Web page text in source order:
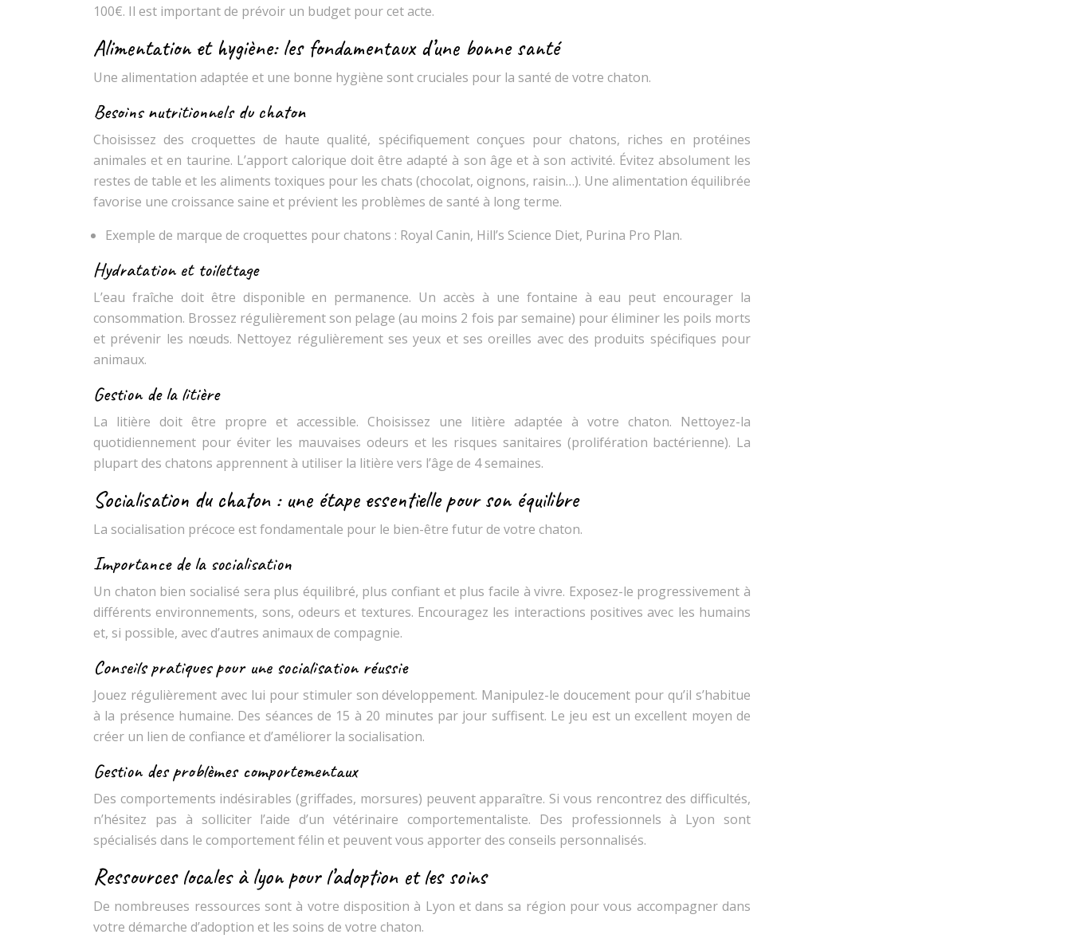
100€. Il est important de prévoir un budget pour cet acte.
Alimentation et hygiène: les fondamentaux d’une bonne santé
Une alimentation adaptée et une bonne hygiène sont cruciales pour la santé de votre chaton.
Besoins nutritionnels du chaton
Choisissez des croquettes de haute qualité, spécifiquement conçues pour chatons, riches en protéines
animales et en taurine. L’apport calorique doit être adapté à son âge et à son activité. Évitez absolument les
restes de table et les aliments toxiques pour les chats (chocolat, oignons, raisin…). Une alimentation équilibrée
favorise une croissance saine et prévient les problèmes de santé à long terme.
Exemple de marque de croquettes pour chatons : Royal Canin, Hill’s Science Diet, Purina Pro Plan.
Hydratation et toilettage
L’eau fraîche doit être disponible en permanence. Un accès à une fontaine à eau peut encourager la
consommation. Brossez régulièrement son pelage (au moins 2 fois par semaine) pour éliminer les poils morts
et prévenir les nœuds. Nettoyez régulièrement ses yeux et ses oreilles avec des produits spécifiques pour
animaux.
Gestion de la litière
La litière doit être propre et accessible. Choisissez une litière adaptée à votre chaton. Nettoyez-la
quotidiennement pour éviter les mauvaises odeurs et les risques sanitaires (prolifération bactérienne). La
plupart des chatons apprennent à utiliser la litière vers l’âge de 4 semaines.
Socialisation du chaton : une étape essentielle pour son équilibre
La socialisation précoce est fondamentale pour le bien-être futur de votre chaton.
Importance de la socialisation
Un chaton bien socialisé sera plus équilibré, plus confiant et plus facile à vivre. Exposez-le progressivement à
différents environnements, sons, odeurs et textures. Encouragez les interactions positives avec les humains
et, si possible, avec d’autres animaux de compagnie.
Conseils pratiques pour une socialisation réussie
Jouez régulièrement avec lui pour stimuler son développement. Manipulez-le doucement pour qu’il s’habitue
à la présence humaine. Des séances de 15 à 20 minutes par jour suffisent. Le jeu est un excellent moyen de
créer un lien de confiance et d’améliorer la socialisation.
Gestion des problèmes comportementaux
Des comportements indésirables (griffades, morsures) peuvent apparaître. Si vous rencontrez des difficultés,
n’hésitez pas à solliciter l’aide d’un vétérinaire comportementaliste. Des professionnels à Lyon sont
spécialisés dans le comportement félin et peuvent vous apporter des conseils personnalisés.
Ressources locales à lyon pour l’adoption et les soins
De nombreuses ressources sont à votre disposition à Lyon et dans sa région pour vous accompagner dans
votre démarche d’adoption et les soins de votre chaton.